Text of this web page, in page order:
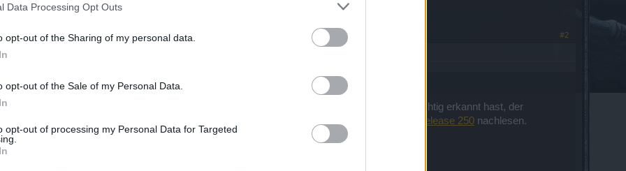
Data Processing Opt Outs
opt-out of the Sharing of my personal data.
opt-out of the Sale of my Personal Data.
opt-out of processing my Personal Data for Targeted
heredur.70524/
#2
Änderungen an den Fertigkeiten und Talenten. Unter anderem ist dabei, wie Du schon richtig erkannt hast, der
zur Dornenschneise gewandert. Alle Details dazu kannst Du in unseren
Patchnotes zu Release 250 nachlesen.